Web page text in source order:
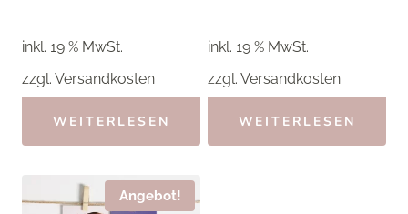
inkl. 19 % MwSt.
zzgl. Versandkosten
WEITERLESEN
3,00 €2,40 €.
inkl. 19 % MwSt.
zzgl. Versandkosten
WEITERLESEN
Angebot!